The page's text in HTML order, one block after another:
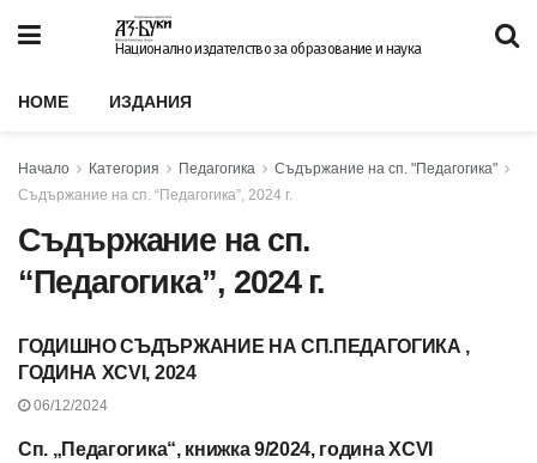
Национално издателство за образование и наука
HOME ИЗДАНИЯ
Начало Категория Педагогика
Съдържание на сп. "Педагогика"
Съдържание на сп. “Педагогика”, 2024 г.
Съдържание на сп.
“Педагогика”, 2024 г.
СЪДЪРЖАНИЕ НА СП.
“ПЕДАГОГИКА”, 2024 Г.
ГОДИШНО СЪДЪРЖАНИЕ НА СП.ПЕДАГОГИКА ,
ГОДИНА XCVI, 2024
06/12/2024
СЪДЪРЖАНИЕ НА СП.
Сп. „Педагогика“, книжка 9/2024, година XCVI